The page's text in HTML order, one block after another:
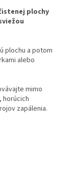
plochy
plochu a potom
alebo
mimo
horúcich
zapálenia.